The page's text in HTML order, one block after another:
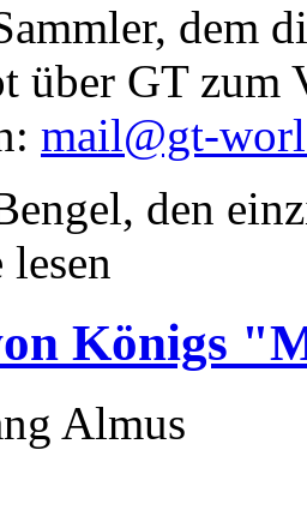
dem
über GT zum
mail@gt-
den
lesen
Königs
Almus